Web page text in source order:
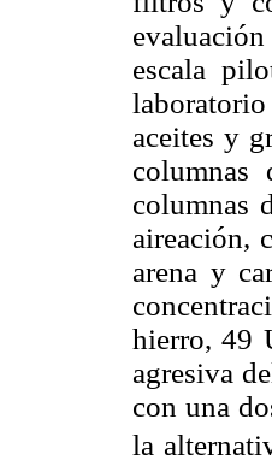
escala
laboratorio
aceites y
columnas
columnas
aireación,
arena y
hierro, 49
agresiva
con una
la